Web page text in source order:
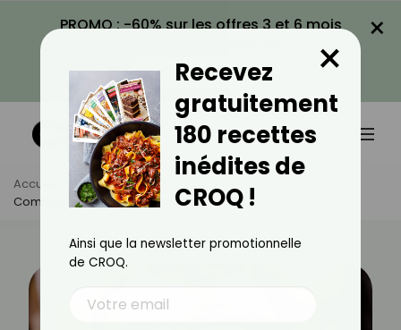
PROMO : -60% sur les offres 3 et 6 mois
VOIR LA PROMO
×
Accueil Actus
Santé
Comment Améliorer Sa Santé Bucco-Dentaire ?
Recevez
gratuitement
180 recettes
inédites de
CROQ !
×
Ainsi que la newsletter promotionnelle
de CROQ.